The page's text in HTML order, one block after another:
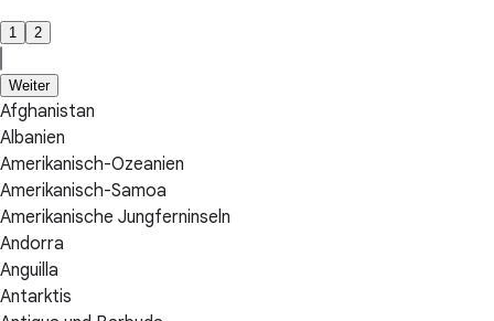
1 2
Weiter
Afghanistan
Albanien
Amerikanisch-Ozeanien
Amerikanisch-Samoa
Amerikanische Jungferninseln
Andorra
Anguilla
Antarktis